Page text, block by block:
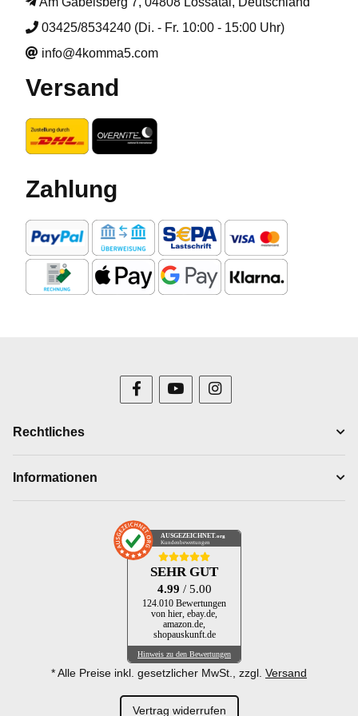
03425/8534240 (Di. - Fr. 10:00 - 15:00 Uhr)
info@4komma5.com
Versand
Zahlung
Rechtliches
Informationen
AUSGEZEICHNET .org
Kundenbewertungen
SEHR GUT
4.99 / 5.00
124.010 Bewertungen
von hier, ebay.de,
amazon.de,
shopauskunft.de
Hinweis zu den Bewertungen
* Alle Preise inkl. gesetzlicher MwSt., zzgl. Versand
Vertrag widerrufen